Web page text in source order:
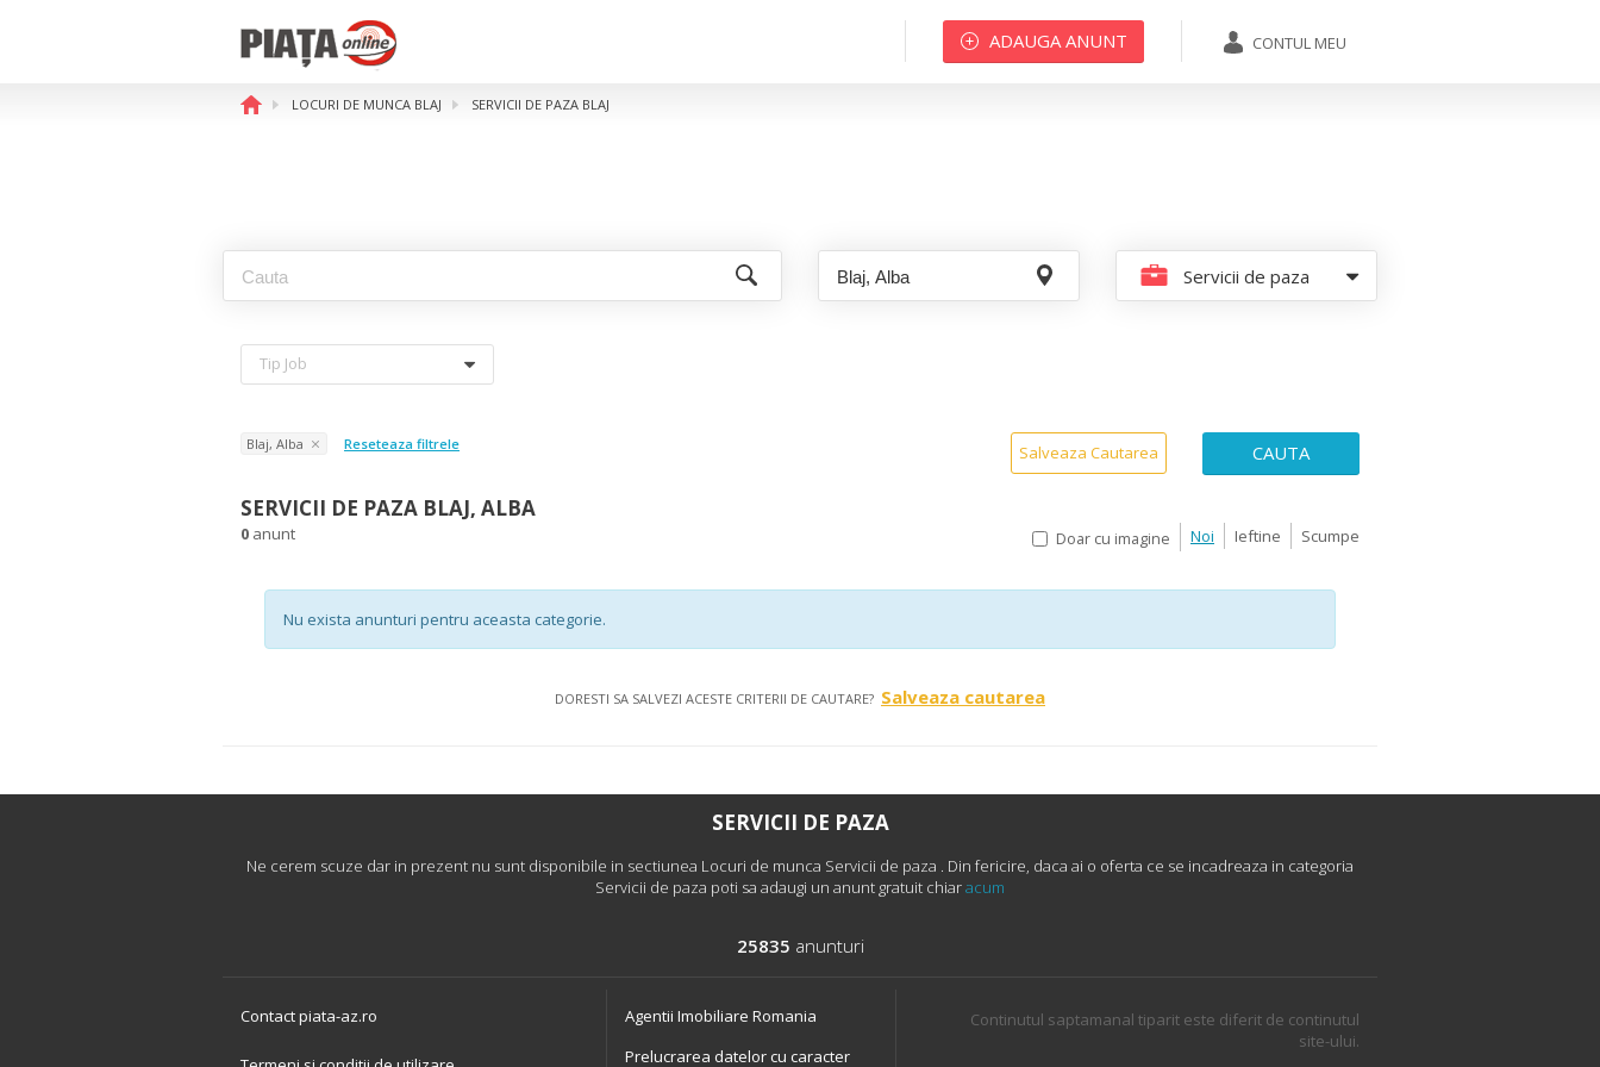
CONTUL MEU
ADAUGA ANUNT
LOCURI DE MUNCA BLAJ SERVICII DE PAZA BLAJ
Servicii de paza
Tip Job
Blaj, Alba Reseteaza filtrele Salveaza Cautarea CAUTA
SERVICII DE PAZA BLAJ, ALBA
0 anunt Doar cu imagine Noi Ieftine Scumpe
Nu exista anunturi pentru aceasta categorie.
DORESTI SA SALVEZI ACESTE CRITERII DE CAUTARE? Salveaza cautarea
SERVICII DE PAZA
Ne cerem scuze dar in prezent nu sunt disponibile in sectiunea Locuri de munca Servicii de paza . Din fericire, daca ai o oferta ce se incadreaza in categoria
Servicii de paza poti sa adaugi un anunt gratuit chiaracum
25835 anunturi
Contact piata-az.ro
Agentii Imobiliare Romania
Prelucrarea datelor cu caracter
Continutul saptamanal tiparit este diferit de continutul
site-ului.